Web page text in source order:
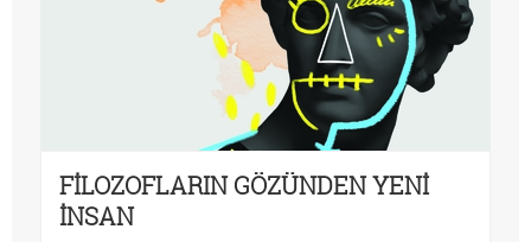
FİLOZOFLARIN GÖZÜNDEN YENİ
İNSAN